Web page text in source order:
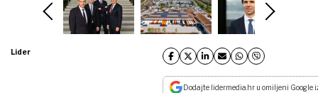
Lider
Dodajte lidermedia.hr u omiljeni Google